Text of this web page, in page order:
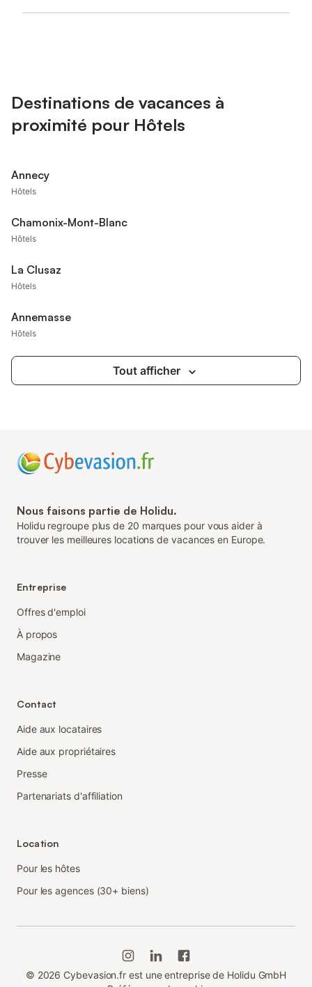
Destinations de vacances à
proximité pour Hôtels
Annecy
Hôtels
Chamonix-Mont-Blanc
Hôtels
La Clusaz
Hôtels
Annemasse
Hôtels
Tout afficher
Nous faisons partie de Holidu.
Holidu regroupe plus de 20 marques pour vous aider à
trouver les meilleures locations de vacances en Europe.
Entreprise
Offres d'emploi
À propos
Magazine
Contact
Aide aux locataires
Aide aux propriétaires
Presse
Partenariats d'affiliation
Location
Pour les hôtes
Pour les agences (30+ biens)
© 2026 Cybevasion.fr est une entreprise de Holidu GmbH